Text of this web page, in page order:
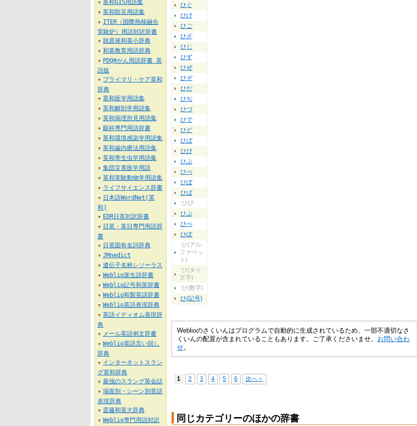
ひぐ
ひげ
ひご
ひざ
ひじ
ひず
ひぜ
ひぞ
ひだ
ひぢ
ひづ
ひで
ひど
ひば
ひび
ひぶ
ひべ
ひぼ
ひぱ
ひぴ
ひぷ
ひぺ
ひぽ
ひ(アル
ファベッ
ト)
ひ(タイ
文字)
ひ(数字)
ひ(記号)
Weblioのさくいんはプログラムで自動的に生成されているため、一部不適切なさ
くいんの配置が含まれていることもあります。ご了承くださいませ。 お問い合わ
せ。
1 2 3 4 5 6 次へ＞
同じカテゴリーのほかの辞書
▼ 英和GIS用語集
▼ 英和防災用語集
▼
ITER（国際熱核融合
実験炉）用語対訳辞書
▼ 脱原発和英小辞典
▼ 和英教育用語辞典
▼
PDQ®がん用語辞書 英
語版
▼
プライマリ・ケア英和
辞典
▼ 英和医学用語集
▼ 英和解剖学用語集
▼ 英和病理所見用語集
▼ 眼科専門用語辞書
▼ 英和環境感染学用語集
▼ 英和歯内療法用語集
▼ 英和寄生虫学用語集
▼ 集団災害医学用語
▼ 英和実験動物学用語集
▼ ライフサイエンス辞書
▼
日本語WordNet(英
和)
▼ EDR日英対訳辞書
▼
日英・英日専門用語辞
書
▼ 日英固有名詞辞典
▼ JMnedict
▼ 遺伝子名称シソーラス
▼ Weblio派生語辞書
▼ Weblio記号和英辞書
▼ Weblio和製英語辞書
▼ Weblio英語表現辞典
▼ 英語イディオム表現辞
典
▼ メール英語例文辞書
▼ Weblio英語言い回し
辞典
▼
インターネットスラン
グ英和辞典
▼ 最強のスラング英会話
▼ 場面別・シーン別英語
表現辞典
▼ 斎藤和英大辞典
▼ Weblio専門用語対訳